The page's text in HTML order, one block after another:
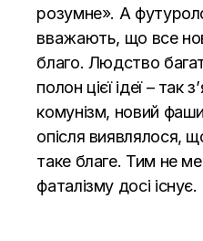
розумне». А
вважають, що все
благо. Людство
полон цієї ідеї – так
комунізм, новий
опісля виявлялося,
таке благе. Тим не
фаталізму досі існує.